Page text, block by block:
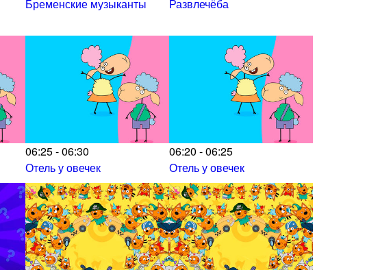
Бременские музыканты
Развлечёба
06:25 - 06:30
Отель у овечек
06:20 - 06:25
Отель у овечек